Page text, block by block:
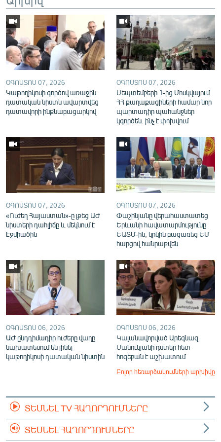
English
Русский
ՀԵՏԵՎԵՔ ՄԵԶ
«Ազատության» բոլոր կայքերը
ՕԳՈՍՏՈՍ 07, 2026
Կաթողիկոսի գործով առաջին
դատական նիստն ավարտվեց
դատավորի ինքնաբացարկով
ՕԳՈՍՏՈՍ 07, 2026
Սեպտեմբերի 1-ից Մոսկվայում
ՀՀ քաղաքացիների համար նոր
պարտադիր պահանջներ
կգործեն. ինչ է փոխվում
ՕԳՈՍՏՈՍ 07, 2026
«Ուժեղ Հայաստան»-ը լքեց ԱԺ
նիստերի դահլիճը և մեկնում է
Էջմիածին
ՕԳՈՍՏՈՍ 07, 2026
Փաշինյանը վերահաստատեց
Երևանի հավատարմությունը
ԵԱՏՄ-ին, կրկին բացառեց ԵՄ
հարցով հանրաքվեն
ՕԳՈՍՏՈՍ 06, 2026
ԱԺ ընդդիմադիր ուժերը վաղը
նախատեսում են լինել
կաթողիկոսի դատական նիստին
ՕԳՈՍՏՈՍ 06, 2026
Կալանավորված Արեգնազ
Մանուկյանի դստեր հետ
հոգեբան է աշխատում
Բոլոր հեռարձակումների արխիվը
ՏԵՍՆԵԼ TV ՀԱՂՈՐԴՈՒՄՆԵՐԸ
ՏԵՍՆԵԼ ՀԱՂՈՐԴՈՒՄՆԵՐԸ